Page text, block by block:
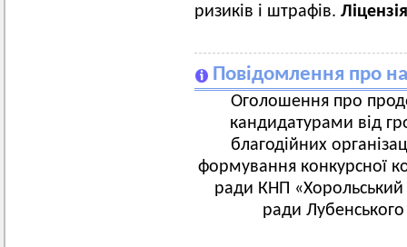
ризиків і штрафів.
Повідомлення про
Оголошення про
кандидатурами від
благодійних
формування конкурсної
ради КНП «Хорольський
ради Лубенського